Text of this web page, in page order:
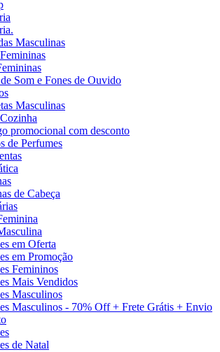
Masculinas
Som e Fones de Ouvido
Masculinas
promocional com desconto
de Perfumes
de Cabeça
em Oferta
em Promoção
Femininos
Mais Vendidos
Masculinos
Masculinos - 70% Off + Frete Grátis + Envio
de Natal